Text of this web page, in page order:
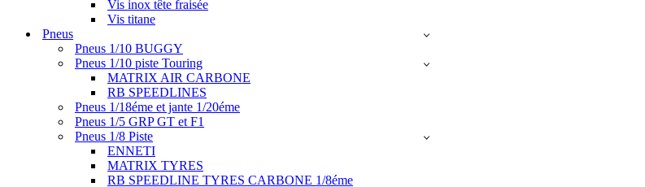
Vis inox tête fraisée
Vis titane
Pneus
Pneus 1/10 BUGGY
Pneus 1/10 piste Touring
MATRIX AIR CARBONE
RB SPEEDLINES
Pneus 1/18éme et jante 1/20éme
Pneus 1/5 GRP GT et F1
Pneus 1/8 Piste
ENNETI
MATRIX TYRES
RB SPEEDLINE TYRES CARBONE 1/8éme